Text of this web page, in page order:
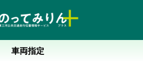
車両指定